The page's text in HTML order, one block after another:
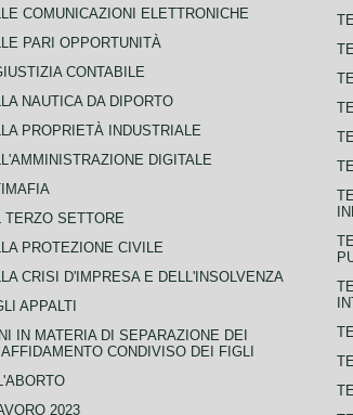
COMUNICAZIONI ELETTRONICHE
PARI OPPORTUNITÀ
CONTABILE
NAUTICA DA DIPORTO
PROPRIETÀ INDUSTRIALE
DIGITALE
TERZO SETTORE
PROTEZIONE CIVILE
CRISI D'IMPRESA E DELL'INSOLVENZA
APPALTI
IN MATERIA DI SEPARAZIONE DEI
CONDIVISO DEI FIGLI
2023